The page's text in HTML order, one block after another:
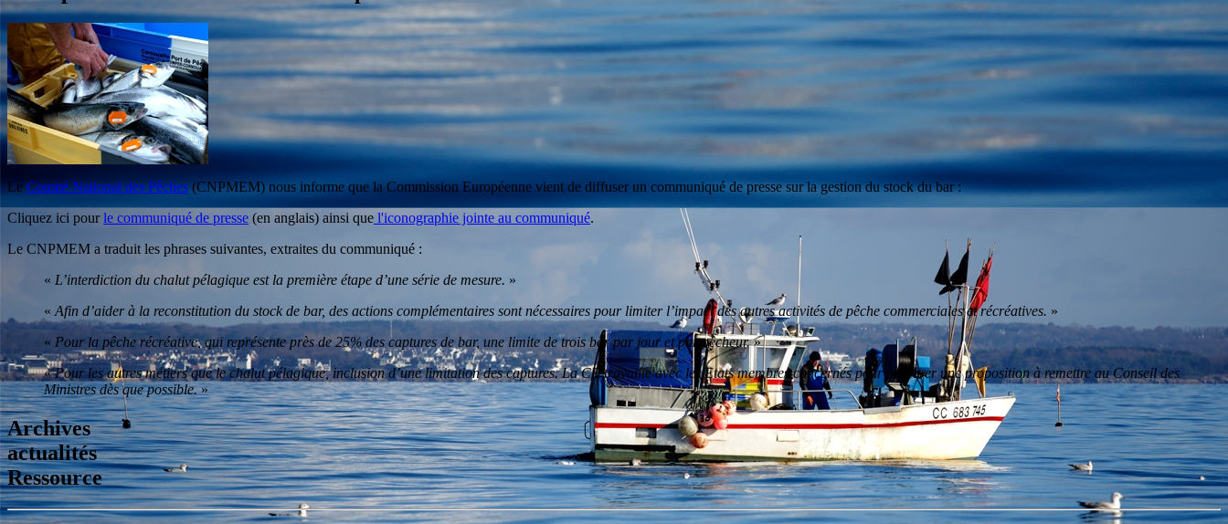
LeComité National des Pêches(CNPMEM) nous informe que la Commission Européenne vient de diffuser un communiqué de presse sur la gestion du stock du bar :
Cliquez ici pourle communiqué de presse (en anglais) ainsi que l'iconographie jointe au communiqué.
Le CNPMEM a traduit les phrases suivantes, extraites du communiqué :
« L’interdiction du chalut pélagique est la première étape d’une série de mesure. »
« Afin d’aider à la reconstitution du stock de bar, des actions complémentaires sont nécessaires pour limiter l’impact des autres activités de pêche commerciales et récréatives. »
« Pour la pêche récréative, qui représente près de 25% des captures de bar, une limite de trois bar par jour et par pêcheur.»
«Pour les autres métiers que le chalut pélagique, inclusion d’une limitation des captures. La CE travaille avec les Etats membres concernés pour préparer une proposition à remettre au Conseil des
Ministres dès que possible.»
Archives
actualités
Ressource